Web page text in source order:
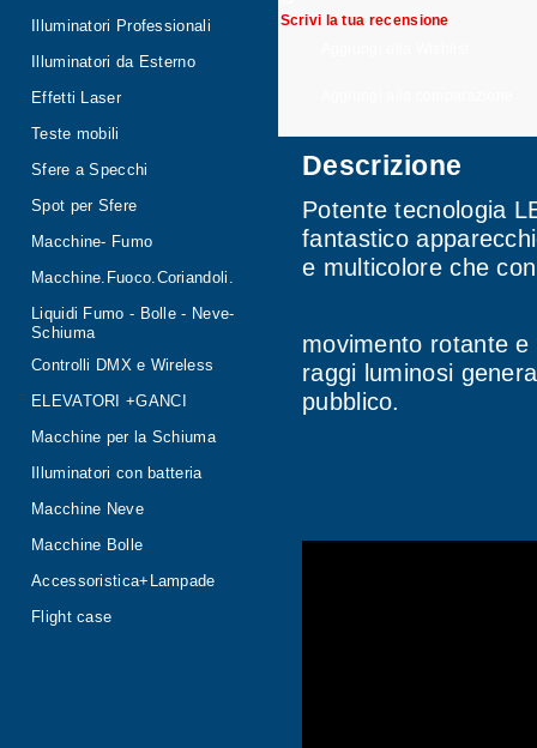
Illuminatori Professionali
Illuminatori da Esterno
Effetti Laser
Teste mobili
Sfere a Specchi
Spot per Sfere
Macchine- Fumo
Macchine.Fuoco.Coriandoli.
Liquidi Fumo - Bolle - Neve-
Schiuma
Controlli DMX e Wireless
ELEVATORI +GANCI
Macchine per la Schiuma
Illuminatori con batteria
Macchine Neve
Macchine Bolle
Accessoristica+Lampade
Flight case
Scrivi la tua recensione
Descrizione
Potente tecnologia
fantastico
e multicolore che
movimento rotante
raggi luminosi
pubblico.